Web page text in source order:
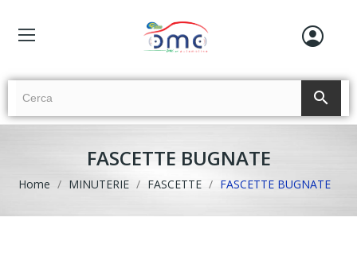
search
FASCETTE BUGNATE
Home MINUTERIE FASCETTE FASCETTE BUGNATE